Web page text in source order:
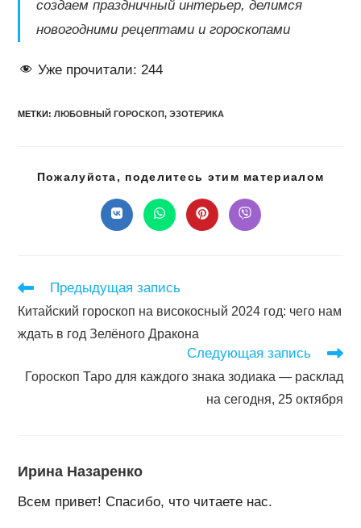
создаем праздничный интерьер, делимся
новогодними рецептами и гороскопами
Уже прочитали: 244
МЕТКИ:ЛЮБОВНЫЙ ГОРОСКОП, ЭЗОТЕРИКА
Пожалуйста, поделитесь этим материалом
Открывается
в
Открывается
в
Открывается
в
Открывается
в
Читать
статьи
Предыдущая запись
Китайский гороскоп на високосный 2024 год: чего нам
ждать в год Зелёного Дракона
Следующая запись
Гороскоп Таро для каждого знака зодиака — расклад
на сегодня, 25 октября
Ирина Назаренко
Всем привет! Спасибо, что читаете нас.